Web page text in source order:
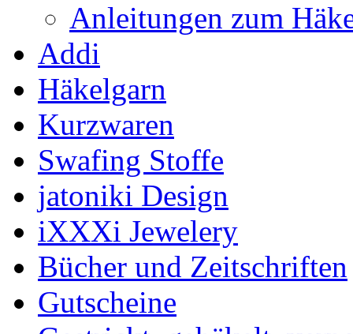
Anleitungen zum
Addi
Häkelgarn
Kurzwaren
Swafing Stoffe
jatoniki Design
iXXXi Jewelery
Bücher und Zeitschriften
Gutscheine